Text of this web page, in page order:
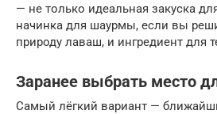
— не только идеальная закуска
начинка для шаурмы, если вы
природу лаваш, и ингредиент для
Заранее выбрать место
Самый лёгкий вариант —